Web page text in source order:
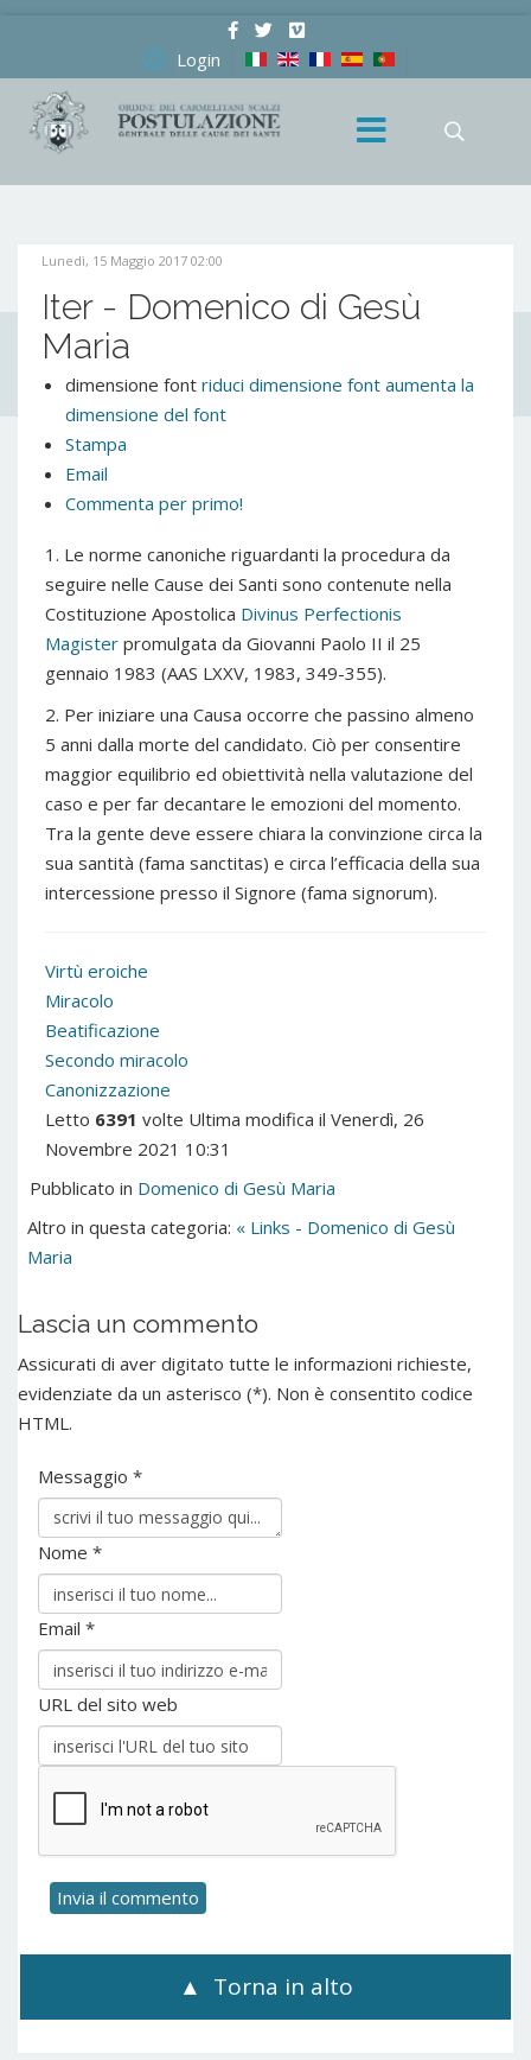
Login
Lunedì, 15 Maggio 2017 02:00
Iter - Domenico di Gesù
Maria
dimensione font riduci dimensione font aumenta la
dimensione del font
Stampa
Email
Commenta per primo!
1. Le norme canoniche riguardanti la procedura da
seguire nelle Cause dei Santi sono contenute nella
Costituzione Apostolica Divinus Perfectionis
Magister promulgata da Giovanni Paolo II il 25
gennaio 1983 (AAS LXXV, 1983, 349-355).
2. Per iniziare una Causa occorre che passino almeno
5 anni dalla morte del candidato. Ciò per consentire
maggior equilibrio ed obiettività nella valutazione del
caso e per far decantare le emozioni del momento.
Tra la gente deve essere chiara la convinzione circa la
sua santità (fama sanctitas) e circa l’efficacia della sua
intercessione presso il Signore (fama signorum).
Virtù eroiche
Miracolo
Beatificazione
Secondo miracolo
Canonizzazione
Letto 6391 volte Ultima modifica il Venerdì, 26
Novembre 2021 10:31
Pubblicato in Domenico di Gesù Maria
Altro in questa categoria: « Links - Domenico di Gesù
Maria
Lascia un commento
Assicurati di aver digitato tutte le informazioni richieste,
evidenziate da un asterisco (*). Non è consentito codice
HTML.
Messaggio *
Nome *
Email *
URL del sito web
Torna in alto